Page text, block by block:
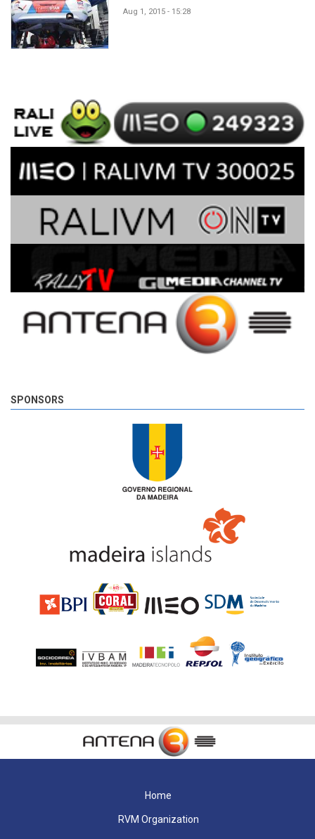
Aug 1, 2015 - 15:28
SPONSORS
Home
RVM Organization